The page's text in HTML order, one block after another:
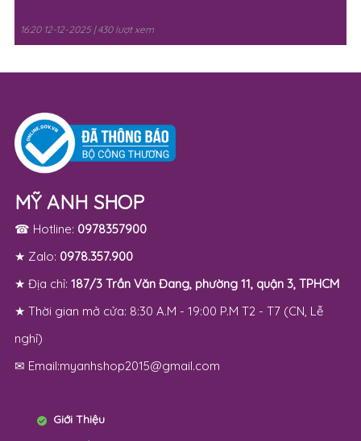
Bàn trà thông minh và bàn trà truyền thống. Nên chọn loại
MỸ ANH SHOP
☎ Hotline:
0978357900
★ Zalo:0978.357.900
★ Địa chỉ:
★ Thời gian mở cửa: 8:30 A.M - 19:00 P.M T2 - T7 (CN, Lễ